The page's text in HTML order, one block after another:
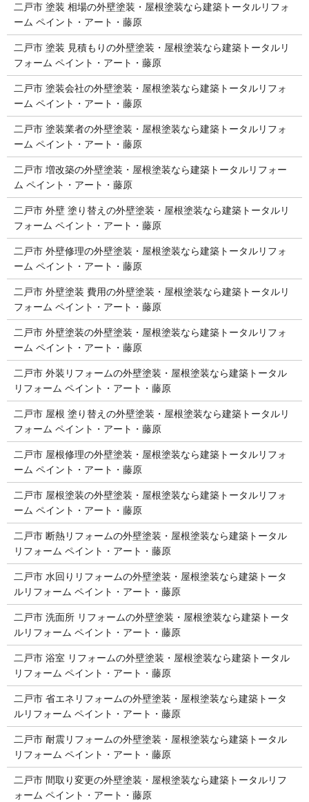
二戸市 塗装 相場の外壁塗装・屋根塗装なら建築トータルリフォ
ーム ペイント・アート・藤原
二戸市 塗装 見積もりの外壁塗装・屋根塗装なら建築トータルリ
フォーム ペイント・アート・藤原
二戸市 塗装会社の外壁塗装・屋根塗装なら建築トータルリフォ
ーム ペイント・アート・藤原
二戸市 塗装業者の外壁塗装・屋根塗装なら建築トータルリフォ
ーム ペイント・アート・藤原
二戸市 増改築の外壁塗装・屋根塗装なら建築トータルリフォー
ム ペイント・アート・藤原
二戸市 外壁 塗り替えの外壁塗装・屋根塗装なら建築トータルリ
フォーム ペイント・アート・藤原
二戸市 外壁修理の外壁塗装・屋根塗装なら建築トータルリフォ
ーム ペイント・アート・藤原
二戸市 外壁塗装 費用の外壁塗装・屋根塗装なら建築トータルリ
フォーム ペイント・アート・藤原
二戸市 外壁塗装の外壁塗装・屋根塗装なら建築トータルリフォ
ーム ペイント・アート・藤原
二戸市 外装リフォームの外壁塗装・屋根塗装なら建築トータル
リフォーム ペイント・アート・藤原
二戸市 屋根 塗り替えの外壁塗装・屋根塗装なら建築トータルリ
フォーム ペイント・アート・藤原
二戸市 屋根修理の外壁塗装・屋根塗装なら建築トータルリフォ
ーム ペイント・アート・藤原
二戸市 屋根塗装の外壁塗装・屋根塗装なら建築トータルリフォ
ーム ペイント・アート・藤原
二戸市 断熱リフォームの外壁塗装・屋根塗装なら建築トータル
リフォーム ペイント・アート・藤原
二戸市 水回りリフォームの外壁塗装・屋根塗装なら建築トータ
ルリフォーム ペイント・アート・藤原
二戸市 洗面所 リフォームの外壁塗装・屋根塗装なら建築トータ
ルリフォーム ペイント・アート・藤原
二戸市 浴室 リフォームの外壁塗装・屋根塗装なら建築トータル
リフォーム ペイント・アート・藤原
二戸市 省エネリフォームの外壁塗装・屋根塗装なら建築トータ
ルリフォーム ペイント・アート・藤原
二戸市 耐震リフォームの外壁塗装・屋根塗装なら建築トータル
リフォーム ペイント・アート・藤原
二戸市 間取り変更の外壁塗装・屋根塗装なら建築トータルリフ
ォーム ペイント・アート・藤原